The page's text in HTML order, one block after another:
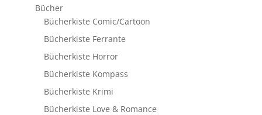
Bücher
Bücherkiste Comic/Cartoon
Bücherkiste Ferrante
Bücherkiste Horror
Bücherkiste Kompass
Bücherkiste Krimi
Bücherkiste Love & Romance